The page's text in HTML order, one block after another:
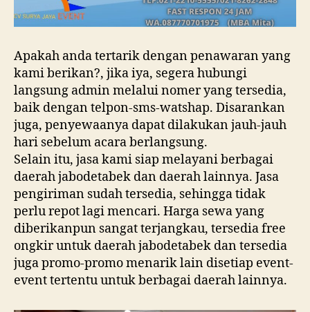
Apakah anda tertarik dengan penawaran yang
kami berikan?, jika iya, segera hubungi
langsung admin melalui nomer yang tersedia,
baik dengan telpon-sms-watshap. Disarankan
juga, penyewaanya dapat dilakukan jauh-jauh
hari sebelum acara berlangsung.
Selain itu, jasa kami siap melayani berbagai
daerah jabodetabek dan daerah lainnya. Jasa
pengiriman sudah tersedia, sehingga tidak
perlu repot lagi mencari. Harga sewa yang
diberikanpun sangat terjangkau, tersedia free
ongkir untuk daerah jabodetabek dan tersedia
juga promo-promo menarik lain disetiap event-
event tertentu untuk berbagai daerah lainnya.